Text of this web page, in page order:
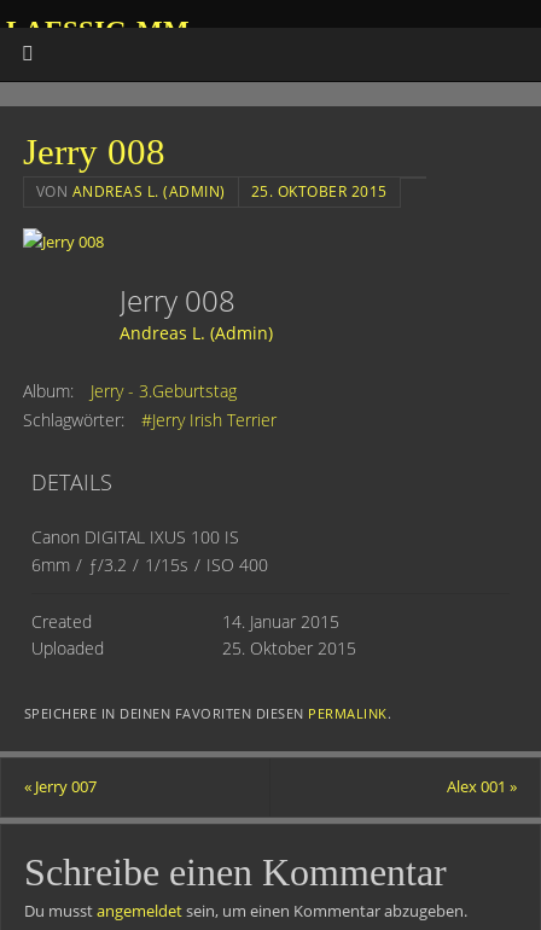
LAESSIG-MM
Jerry 008
VON ANDREAS L. (ADMIN) 25. OKTOBER 2015
Jerry 008
Andreas L. (Admin)
Album:
Jerry - 3.Geburtstag
Schlagwörter:
#Jerry Irish Terrier
DETAILS
Canon DIGITAL IXUS 100 IS
6mm / ƒ/3.2 / 1/15s / ISO 400
Created
14. Januar 2015
Uploaded
25. Oktober 2015
SPEICHERE IN DEINEN FAVORITEN DIESEN PERMALINK.
«Jerry 007 Alex 001»
Schreibe einen Kommentar
Du musstangemeldetsein, um einen Kommentar abzugeben.